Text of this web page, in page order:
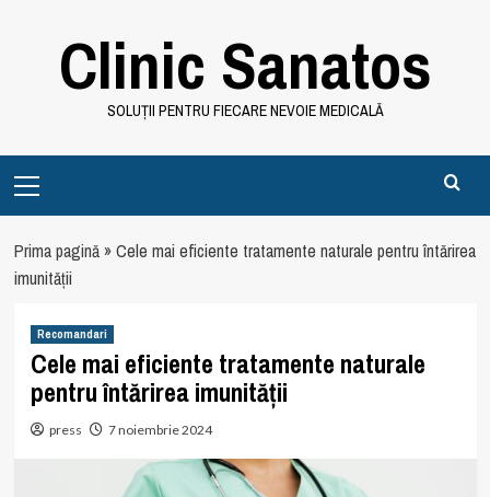
Clinic Sanatos
SOLUȚII PENTRU FIECARE NEVOIE MEDICALĂ
Menu
Prima pagină»Cele mai eficiente tratamente naturale pentru întărirea
imunității
Recomandari
Cele mai eficiente tratamente naturale
pentru întărirea imunității
press 7 noiembrie 2024